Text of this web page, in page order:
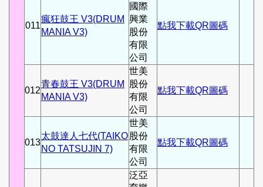
011
瘋狂鼓王 V3(DRUM
MANIA V3)
國際
興業
股份
有限
公司
點我下載QR圖碼
012
青春鼓王 V3(DRUM
MANIA V3)
世美
股份
有限
公司
點我下載QR圖碼
013
太鼓達人七代(TAIKO
NO TATSUJIN 7)
世美
股份
有限
公司
點我下載QR圖碼
泛亞